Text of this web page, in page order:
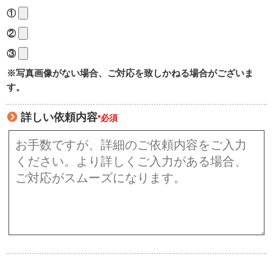
①
②
③
※写真画像がない場合、ご対応を致しかねる場合がございま
す。
詳しい依頼内容*必須